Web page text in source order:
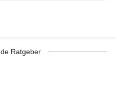
Ratgeber